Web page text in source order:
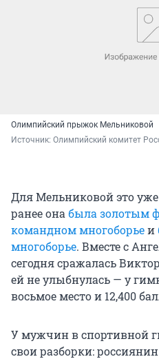
Олимпийский прыжок Мельниковой
Источник: Олимпийский комитет
Для Мельниковой это
ранее она была золотым
командном многоборьеи
многоборье. Вместе с
сегодня сражалась
ей не улыбнулась — у
восьмое место и 12,400
У мужчин в спортивной
свои разборки: